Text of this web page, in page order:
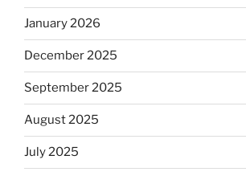
January 2026
December 2025
September 2025
August 2025
July 2025